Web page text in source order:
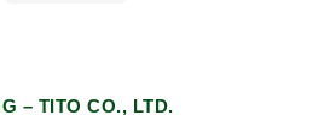
– TITO CO., LTD.